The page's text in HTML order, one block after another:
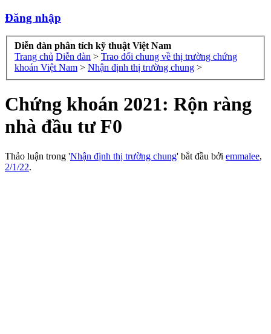
Đăng nhập
Diễn đàn phân tích kỹ thuật Việt Nam
Trang chủ Diễn đàn > Trao đổi chung về thị trường chứng
khoán Việt Nam > Nhận định thị trường chung >
Chứng khoán 2021: Rộn ràng
nhà đầu tư F0
Thảo luận trong 'Nhận định thị trường chung' bắt đầu bởi emmalee,
2/1/22.